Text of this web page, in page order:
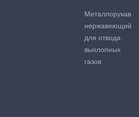
Металлорукав
нержавеющий
для отвода
выхлопных
газов